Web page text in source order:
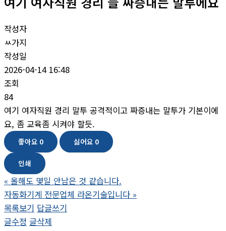
작성자
ㅆ가지
작성일
2026-04-14 16:48
조회
84
여기 여자직원 경리 말투 공격적이고 짜증내는 말투가 기본이에
요, 좀 교육좀 시켜야 할듯.
좋아요 0 싫어요 0
인쇄
« 올해도 몇일 안남은 것 같습니다.
자동화기계 전문업체 라온기술입니다 »
목록보기 답글쓰기
글수정 글삭제